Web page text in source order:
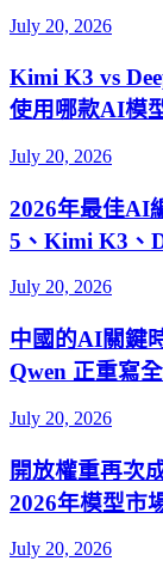
July 20, 2026
Kimi K3 vs
使用哪款AI模
July 20, 2026
2026年最佳AI
5、Kimi K3、
July 20, 2026
中國的AI關鍵
Qwen 正重寫
July 20, 2026
開放權重再次
2026年模型市
July 20, 2026